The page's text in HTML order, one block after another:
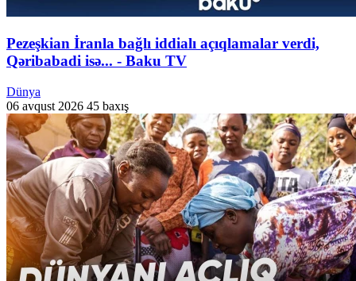
Pezeşkian İranla bağlı iddialı açıqlamalar verdi,
Qəribabadi isə... - Baku TV
Dünya
06 avqust 2026 45 baxış